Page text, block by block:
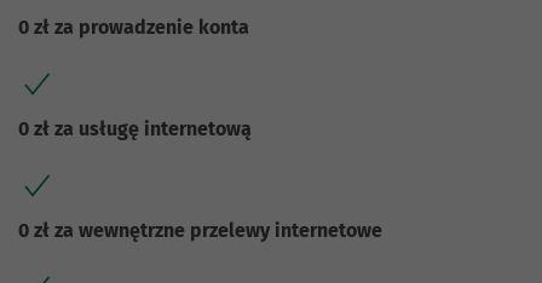
0 zł za prowadzenie konta
0 zł za usługę internetową
0 zł za wewnętrzne przelewy internetowe